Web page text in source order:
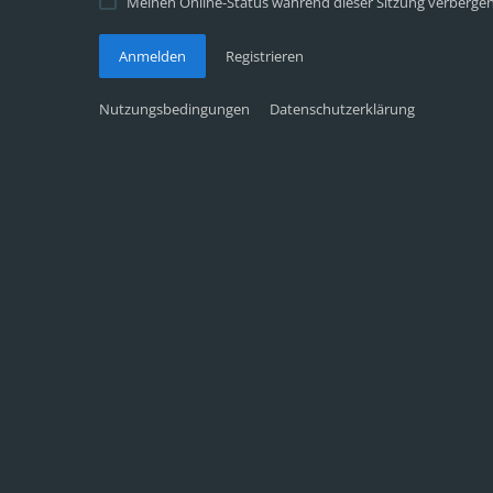
Anmelden Registrieren
Nutzungsbedingungen Datenschutzerklärung